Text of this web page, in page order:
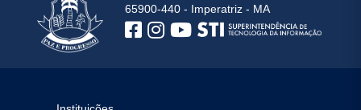
65900-440 - Imperatriz - MA